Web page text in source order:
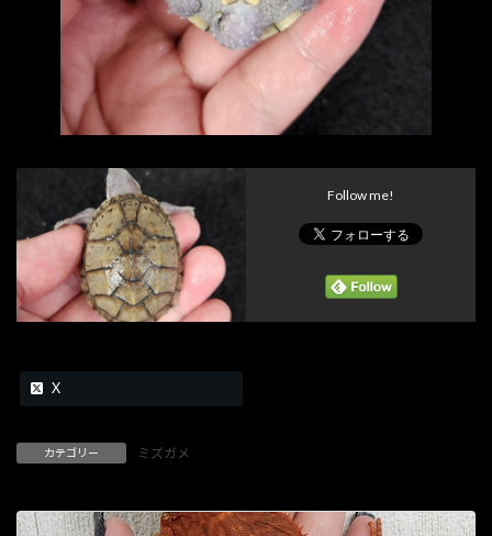
Follow me!
X
カテゴリー ミズガメ